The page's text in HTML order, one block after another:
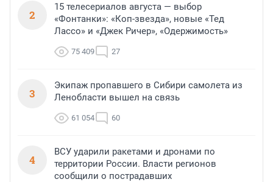
2
15 телесериалов августа — выбор
«Фонтанки»: «Коп-звезда», новые «Тед
Лассо» и «Джек Ричер», «Одержимость»
75 409 27
3
Экипаж пропавшего в Сибири самолета из
Ленобласти вышел на связь
61 054 60
4
ВСУ ударили ракетами и дронами по
территории России. Власти регионов
сообщили о пострадавших